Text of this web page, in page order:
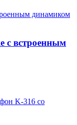
с встроенным